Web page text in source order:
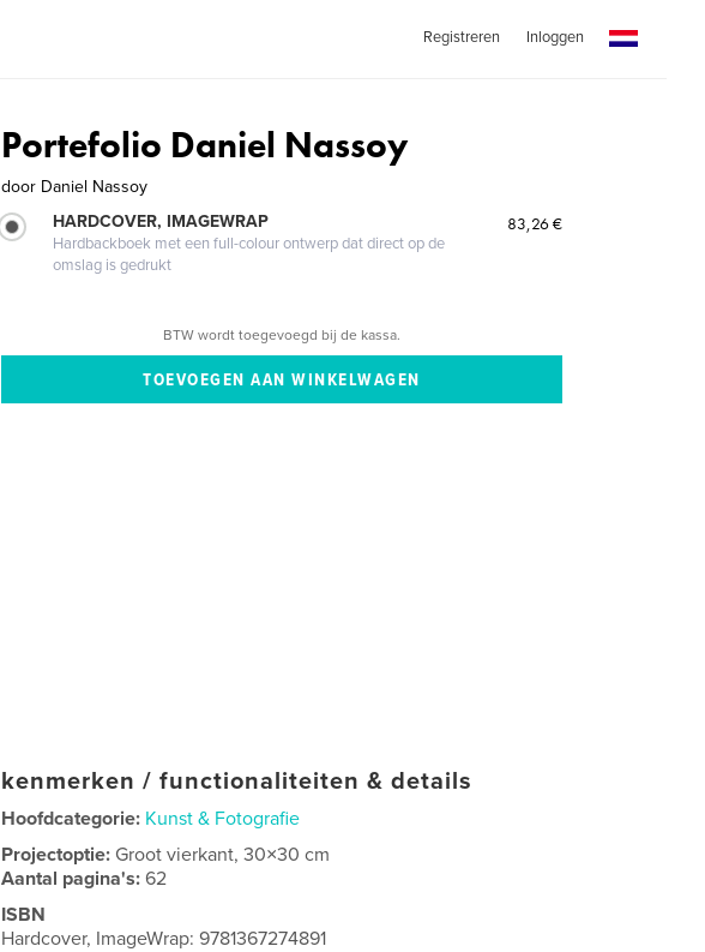
Registreren Inloggen
Portefolio Daniel Nassoy
door Daniel Nassoy
HARDCOVER, IMAGEWRAP
Hardbackboek met een full-colour ontwerp dat direct op de
omslag is gedrukt
83,26 €
BTW wordt toegevoegd bij de kassa.
kenmerken / functionaliteiten & details
Hoofdcategorie: Kunst & Fotografie
Projectoptie: Groot vierkant, 30×30 cm
Aantal pagina's:62
ISBN
Hardcover, ImageWrap: 9781367274891